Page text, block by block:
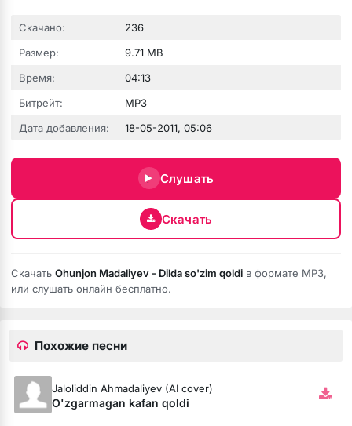
Скачано:
236
Размер:
9.71 MB
Время:
04:13
Битрейт:
MP3
Дата добавления:
18-05-2011, 05:06
Слушать
Скачать
Скачать Ohunjon Madaliyev - Dilda so'zim qoldi в формате MP3,
или слушать онлайн бесплатно.
Похожие песни
Jaloliddin Ahmadaliyev (AI cover)
O'zgarmagan kafan qoldi